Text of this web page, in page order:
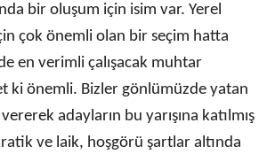
bir oluşum için isim var. Yerel
çok önemli olan bir seçim hatta
en verimli çalışacak muhtar
ki önemli. Bizler gönlümüzde yatan
adayların bu yarışına katılmış
ve laik, hoşgörü şartlar altında